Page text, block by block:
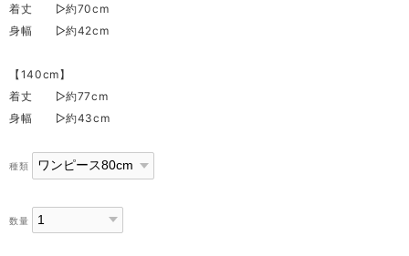
着丈 ▷約70cm
身幅 ▷約42cm
【140cm】
着丈 ▷約77cm
身幅 ▷約43cm
種類
数量